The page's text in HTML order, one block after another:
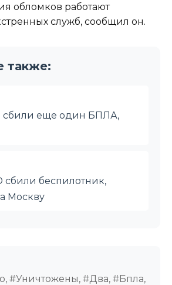
обломков работают
служб, сообщил он.
также:
сбили еще один БПЛА,
беспилотник,
Москву
#Уничтожены, #Два, #Бпла,